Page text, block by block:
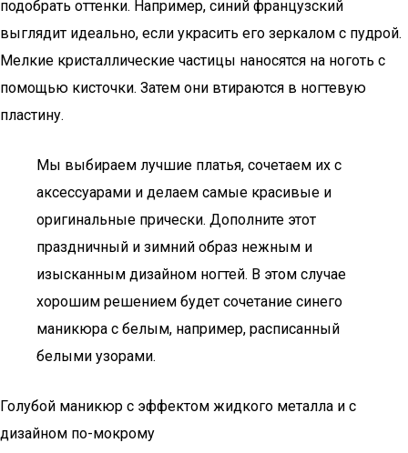
подобрать оттенки. Например, синий французский
выглядит идеально, если украсить его зеркалом с пудрой.
Мелкие кристаллические частицы наносятся на ноготь с
помощью кисточки. Затем они втираются в ногтевую
пластину.
Мы выбираем лучшие платья, сочетаем их с
аксессуарами и делаем самые красивые и
оригинальные прически. Дополните этот
праздничный и зимний образ нежным и
изысканным дизайном ногтей. В этом случае
хорошим решением будет сочетание синего
маникюра с белым, например, расписанный
белыми узорами.
Голубой маникюр с эффектом жидкого металла и с
дизайном по-мокрому